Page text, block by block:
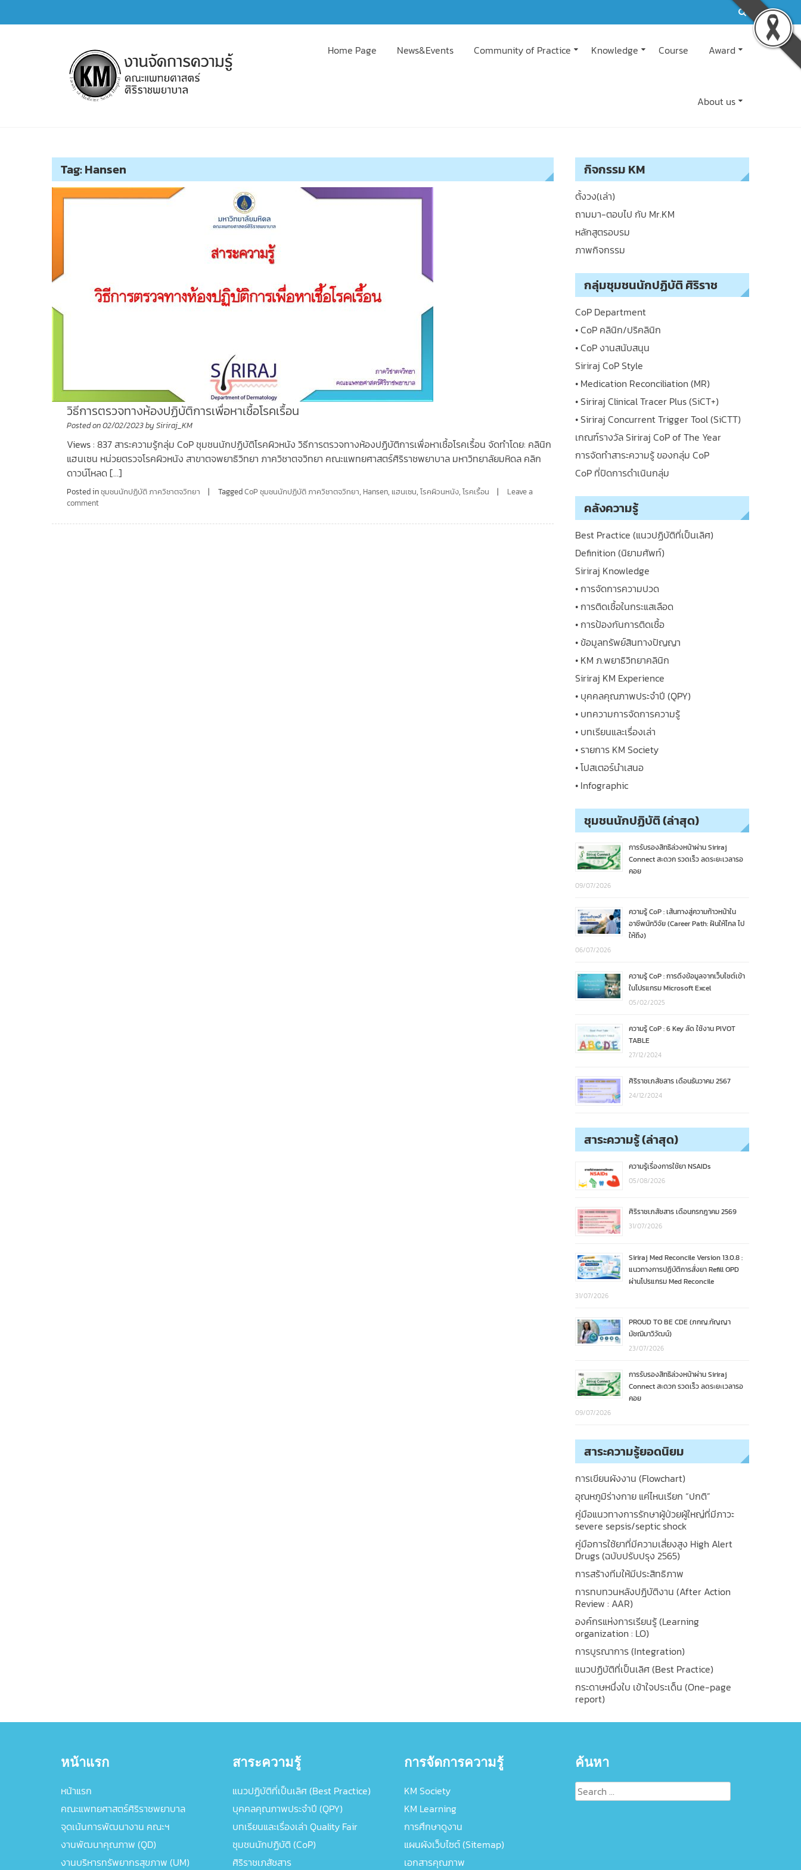
to
Home Page News&Events Community of Practice Knowledge Course Award
About us
Tag:Hansen
วิธีการตรวจทางห้องปฏิบัติการเพื่อหาเชื้อโรคเรื้อน
Posted on02/02/2023bySiriraj_KM
Views : 837 สาระความรู้กลุ่ม CoP ชุมชนนักปฏิบัติโรคผิวหนัง วิธีการตรวจทางห้องปฏิบัติการเพื่อหาเชื้อโรคเรื้อน จัดทำโดย: คลินิก
แฮนเซน หน่วยตรวจโรคผิวหนัง สาขาตจพยาธิวิทยา ภาควิชาตจวิทยา คณะแพทยศาสตร์ศิริราชพยาบาล มหาวิทยาลัยมหิดล คลิก
ดาวน์โหลด […]
Posted inชุมชนนักปฏิบัติ ภาควิชาตจวิทยา TaggedCoP ชุมชนนักปฏิบัติ ภาควิชาตจวิทยา, Hansen, แฮนเซน,โรคผิวนหนัง,โรคเรื้อน
Leave a
comment
กิจกรรม KM
ตั้งวง(เล่า)
ถามมา-ตอบไป กับ Mr.KM
หลักสูตรอบรม
ภาพกิจกรรม
กลุ่มชุมชนนักปฏิบัติ ศิริราช
CoP Department
• CoP คลินิก/ปริคลินิก
• CoP งานสนับสนุน
Siriraj CoP Style
• Medication Reconciliation (MR)
• Siriraj Clinical Tracer Plus (SiCT+)
• Siriraj Concurrent Trigger Tool (SiCTT)
เกณฑ์รางวัล Siriraj CoP of The Year
การจัดทำสาระความรู้ ของกลุ่ม CoP
CoP ที่ปิดการดำเนินกลุ่ม
คลังความรู้
Best Practice (แนวปฏิบัติที่เป็นเลิศ)
Definition (นิยามศัพท์)
Siriraj Knowledge
• การจัดการความปวด
• การติดเชื้อในกระแสเลือด
• การป้องกันการติดเชื้อ
• ข้อมูลทรัพย์สินทางปัญญา
• KM ภ.พยาธิวิทยาคลินิก
Siriraj KM Experience
• บุคคลคุณภาพประจำปี (QPY)
• บทความการจัดการความรู้
• บทเรียนและเรื่องเล่า
• รายการ KM Society
• โปสเตอร์นำเสนอ
• Infographic
ชุมชนนักปฏิบัติ (ล่าสุด)
การรับรองสิทธิล่วงหน้าผ่าน Siriraj
Connect สะดวก รวดเร็ว ลดระยะเวลารอ
คอย
09/07/2026
ความรู้ CoP : เส้นทางสู่ความก้าวหน้าใน
อาชีพนักวิจัย (Career Path: ฝันให้ไกล ไป
ให้ถึง)
06/07/2026
ความรู้ CoP : การดึงข้อมูลจากเว็บไซต์เข้า
ในโปรแกรม Microsoft Excel
05/02/2025
ความรู้ CoP : 6 Key ลัด ใช้งาน PIVOT
TABLE
27/12/2024
ศิริราชเภสัชสาร เดือนธันวาคม 2567
24/12/2024
สาระความรู้ (ล่าสุด)
ความรู้เรื่องการใช้ยา NSAIDs
05/08/2026
ศิริราชเภสัชสาร เดือนกรกฎาคม 2569
31/07/2026
Siriraj Med Reconcile Version 13.0.8 :
แนวทางการปฏิบัติการสั่งยา Refill OPD
ผ่านโปรแกรม Med Reconcile
31/07/2026
PROUD TO BE CDE (ภกญ.กัญญา
มัชฌิมาวิวัฒน์)
23/07/2026
การรับรองสิทธิล่วงหน้าผ่าน Siriraj
Connect สะดวก รวดเร็ว ลดระยะเวลารอ
คอย
09/07/2026
สาระความรู้ยอดนิยม
การเขียนผังงาน (Flowchart)
อุณหภูมิร่างกาย แค่ไหนเรียก “ปกติ”
คู่มือแนวทางการรักษาผู้ป่วยผู้ใหญ่ที่มีภาวะ
severe sepsis/septic shock
คู่มือการใช้ยาที่มีความเสี่ยงสูง High Alert
Drugs (ฉบับปรับปรุง 2565)
การสร้างทีมให้มีประสิทธิภาพ
การทบทวนหลังปฎิบัติงาน (After Action
Review : AAR)
องค์กรแห่งการเรียนรู้ (Learning
organization : LO)
การบูรณาการ (Integration)
แนวปฏิบัติที่เป็นเลิศ (Best Practice)
กระดาษหนึ่งใบ เข้าใจประเด็น (One-page
report)
หน้าแรก
หน้าแรก
คณะแพทยศาสตร์ศิริราชพยาบาล
จุดเน้นการพัฒนางาน คณะฯ
งานพัฒนาคุณภาพ (QD)
งานบริหารทรัพยากรสุขภาพ (UM)
สาระความรู้
แนวปฏิบัติที่เป็นเลิศ (Best Practice)
บุคคลคุณภาพประจำปี (QPY)
บทเรียนและเรื่องเล่า Quality Fair
ชุมชนนักปฏิบัติ (CoP)
ศิริราชเภสัชสาร
การจัดการความรู้
KM Society
KM Learning
การศึกษาดูงาน
แผนผังเว็บไซต์ (Sitemap)
เอกสารคุณภาพ
ค้นหา
Search
for: